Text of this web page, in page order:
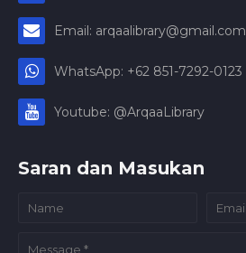
Email: arqaalibrary@gmail.com
WhatsApp: +62 851-7292-0123
Youtube: @ArqaaLibrary
Saran dan Masukan